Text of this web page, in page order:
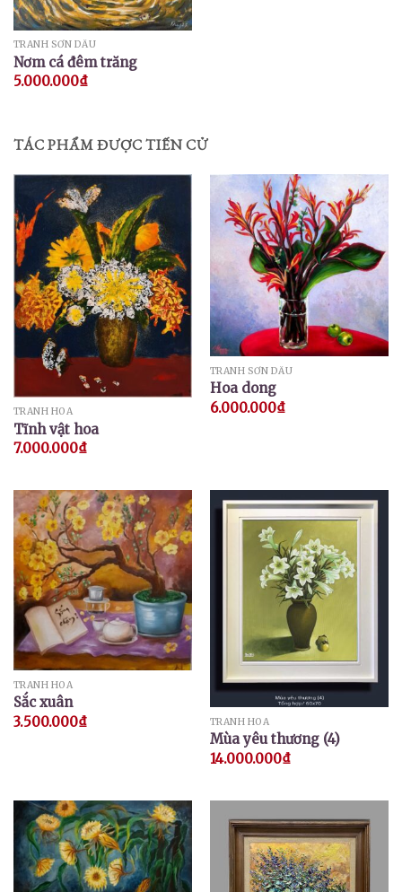
TRANH SƠN DẦU
Nơm cá đêm trăng
5.000.000₫
TÁC PHẨM ĐƯỢC TIẾN CỬ
TRANH HOA
Tĩnh vật hoa
7.000.000₫
TRANH SƠN DẦU
Hoa dong
6.000.000₫
TRANH HOA
Sắc xuân
3.500.000₫ TRANH HOA
Mùa yêu thương (4)
14.000.000₫